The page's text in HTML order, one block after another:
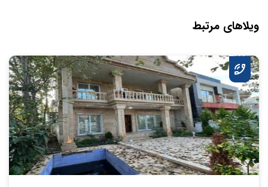
ویلاهای مرتبط